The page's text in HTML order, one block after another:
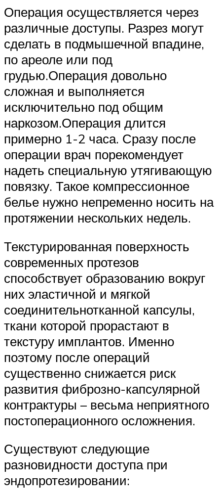
Операция осуществляется через
различные доступы. Разрез могут
сделать в подмышечной впадине,
по ареоле или под
грудью.Операция довольно
сложная и выполняется
исключительно под общим
наркозом.Операция длится
примерно 1-2 часа. Сразу после
операции врач порекомендует
надеть специальную утягивающую
повязку. Такое компрессионное
белье нужно непременно носить на
протяжении нескольких недель.
Текстурированная поверхность
современных протезов
способствует образованию вокруг
них эластичной и мягкой
соединительнотканной капсулы,
ткани которой прорастают в
текстуру имплантов. Именно
поэтому после операций
существенно снижается риск
развития фиброзно-капсулярной
контрактуры – весьма неприятного
постоперационного осложнения.
Существуют следующие
разновидности доступа при
эндопротезировании: